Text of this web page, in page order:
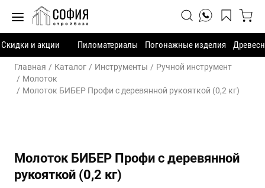
Скидки и акции Пиломатериалы Погонажные изделия
Главная Каталог Инструменты
Ручной инструмент
Молоток
Молоток БИБЕР Профи с деревянной рукояткой (0,2 кг)
Молоток БИБЕР Профи с деревянной
рукояткой (0,2 кг)